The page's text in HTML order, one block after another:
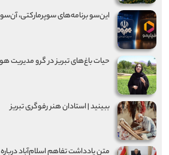
این‌سو برنامه‌های سوپرمارکتی،
حیات باغ‌های تبریز در گرو مدیریت
ببینید | استادان هنر رفوگری تبریز
متن یادداشت تفاهم اسلام‌آباد